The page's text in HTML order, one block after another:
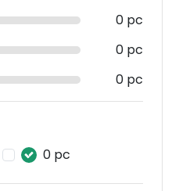
0 pc
0 pc
0 pc
0 pc